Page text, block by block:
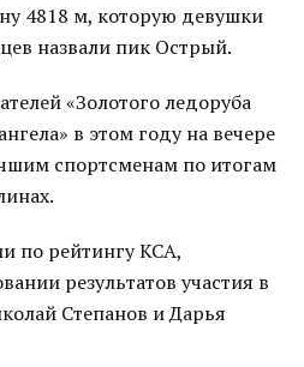
4818 м, которую девушки
назвали пик Острый.
«Золотого ледоруба
в этом году на вечере
спортсменам по итогам
по рейтингу КСА,
результатов участия в
Степанов и Дарья